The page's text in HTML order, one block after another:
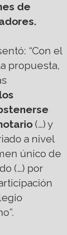
de
“Con el
propuesta,
los
(…) y
a nivel
único de
(…) por